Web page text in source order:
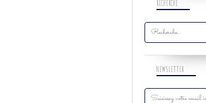
NEWSLETTER
RECHERCHE